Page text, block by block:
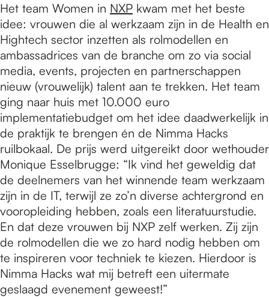
Het team Women in NXP kwam met het beste
idee: vrouwen die al werkzaam zijn in de Health en
Hightech sector inzetten als rolmodellen en
ambassadrices van de branche om zo via social
media, events, projecten en partnerschappen
nieuw (vrouwelijk) talent aan te trekken. Het team
ging naar huis met 10.000 euro
implementatiebudget om het idee daadwerkelijk in
de praktijk te brengen én de Nimma Hacks
ruilbokaal. De prijs werd uitgereikt door wethouder
Monique Esselbrugge: “Ik vind het geweldig dat
de deelnemers van het winnende team werkzaam
zijn in de IT, terwijl ze zo’n diverse achtergrond en
vooropleiding hebben, zoals een literatuurstudie.
En dat deze vrouwen bij NXP zelf werken. Zij zijn
de rolmodellen die we zo hard nodig hebben om
te inspireren voor techniek te kiezen. Hierdoor is
Nimma Hacks wat mij betreft een uitermate
geslaagd evenement geweest!”